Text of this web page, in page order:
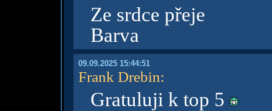
Ze srdce přeje
Barva
09.09.2025 15:44:51
Frank Drebin:
Gratuluji k top 5